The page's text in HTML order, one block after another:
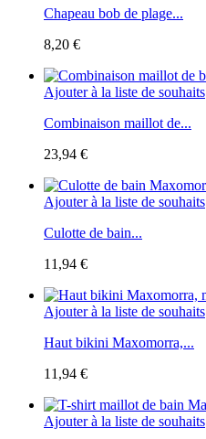
Chapeau bob de plage...
8,20 €
Ajouter à la liste de souhaits
Combinaison maillot de...
23,94 €
Ajouter à la liste de souhaits
Culotte de bain...
11,94 €
Ajouter à la liste de souhaits
Haut bikini Maxomorra,...
11,94 €
Ajouter à la liste de souhaits